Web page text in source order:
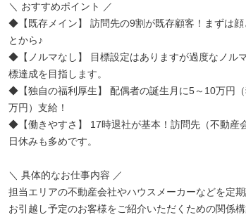
＼ おすすめポイント ／
◆【既存メイン】 訪問先の9割が既存顧客！まずは顔
とから♪
◆【ノルマなし】 目標設定はありますが過度なノル
標達成を目指します。
◆【独自の福利厚生】 配偶者の誕生月に5～10万円
万円）支給！
◆【働きやすさ】 17時退社が基本！訪問先（不動産
日休みも多めです。
＼ 具体的なお仕事内容 ／
担当エリアの不動産会社やハウスメーカーなどを定期
お引越し予定のお客様をご紹介いただくための関係